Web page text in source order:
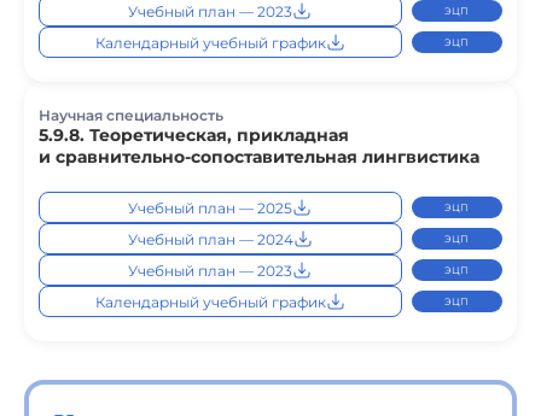
Учебный план — 2023 ЭЦП
Календарный учебный график ЭЦП
Научная специальность
5.9.8. Теоретическая, прикладная
и сравнительно-сопоставительная лингвистика
Учебный план — 2025 ЭЦП
Учебный план — 2024 ЭЦП
Учебный план — 2023 ЭЦП
Календарный учебный график ЭЦП